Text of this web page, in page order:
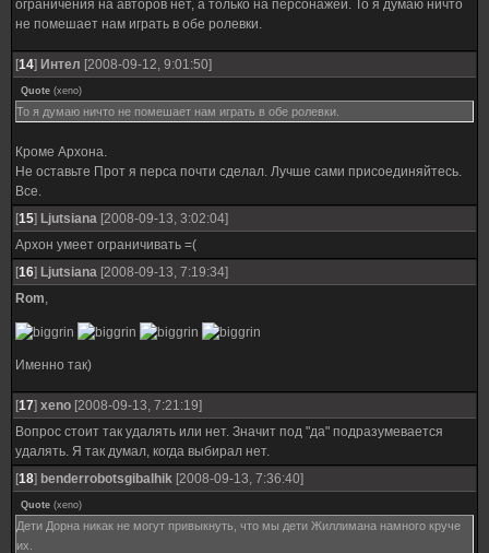
ограничения на авторов нет, а только на персонажей. То я думаю ничто
не помешает нам играть в обе ролевки.
[14] Интел [2008-09-12, 9:01:50]
Quote (xeno)
То я думаю ничто не помешает нам играть в обе ролевки.
Кроме Архона.
Не оставьте Прот я перса почти сделал. Лучше сами присоединяйтесь.
Все.
[15] Ljutsiana [2008-09-13, 3:02:04]
Архон умеет ограничивать =(
[16] Ljutsiana [2008-09-13, 7:19:34]
Rom,
Именно так)
[17] xeno [2008-09-13, 7:21:19]
Вопрос стоит так удалять или нет. Значит под "да" подразумевается
удалять. Я так думал, когда выбирал нет.
[18] benderrobotsgibalhik [2008-09-13, 7:36:40]
Quote (xeno)
Дети Дорна никак не могут привыкнуть, что мы дети Жиллимана намного круче
их.